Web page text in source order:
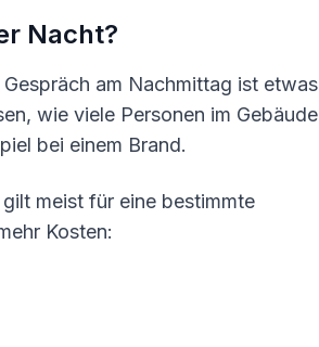
Nacht?
am Nachmittag ist etwas
wie viele Personen im Gebäude
bei einem Brand.
meist für eine bestimmte
Kosten: